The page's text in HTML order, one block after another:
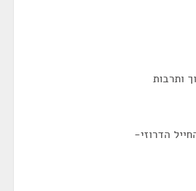
ותרבות
הדרוזי-